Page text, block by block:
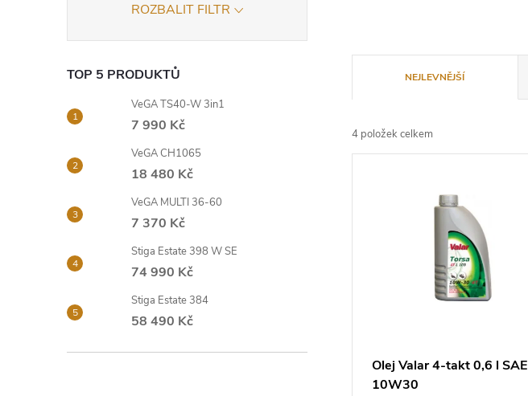
n
í
p
a
n
e
l
ROZBALIT FILTR
TOP 5 PRODUKTŮ
VeGA TS40-W 3in1
7 990 Kč
VeGA CH1065
18 480 Kč
VeGA MULTI 36-60
7 370 Kč
Stiga Estate 398 W SE
74 990 Kč
Stiga Estate 384
58 490 Kč
a
z
NEJLEVNĚJŠÍ
4 položek celkem
Olej Valar 4-takt 0,6 l SAE
10W30